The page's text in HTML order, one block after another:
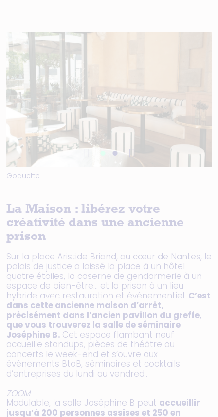
Goguette
La Maison : libérez votre
créativité dans une ancienne
prison
Sur la place Aristide Briand, au cœur de Nantes, le
palais de justice a laissé la place à un hôtel
quatre étoiles, la caserne de gendarmerie à un
espace de bien-être… et la prison à un lieu
hybride avec restauration et événementiel. C’est
dans cette ancienne maison d’arrêt,
précisément dans l’ancien pavillon du greffe,
que vous trouverez la salle de séminaire
Joséphine B. Cet espace flambant neuf
accueille standups, pièces de théâtre ou
concerts le week-end et s’ouvre aux
événements BtoB, séminaires et cocktails
d’entreprises du lundi au vendredi.
ZOOM
Modulable, la salle Joséphine B peut accueillir
jusqu’à 200 personnes assises et 250 en